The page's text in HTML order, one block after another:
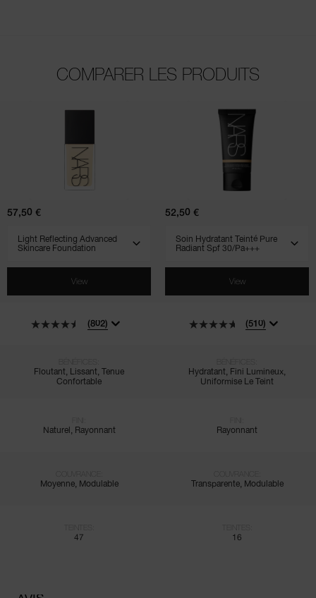
COMPARER LES PRODUITS
Light
Reflecting
Advanced
Skincare
57,50 €
View
(802)
Floutant, Lissant, Tenue
Confortable
Naturel, Rayonnant
Moyenne, Modulable
47
Soin
Hydratant
Pure
52,50 €
View
(510)
Hydratant, Fini Lumineux,
Uniformise Le Teint
Rayonnant
Transparente, Modulable
16